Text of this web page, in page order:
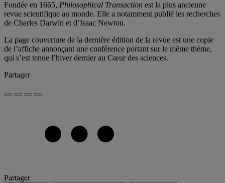
Fondée en 1665, Philosophical Transaction est la plus ancienne
revue scientifique au monde. Elle a notamment publié les recherches
de Charles Darwin et d’Isaac Newton.
La page couverture de la dernière édition de la revue est une copie
de l’affiche annonçant une conférence portant sur le même thème,
qui s’est tenue l’hiver dernier au Cœur des sciences.
Partager
Partager